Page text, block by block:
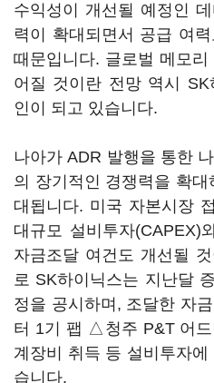
수익성이 개선될 예정인
력이 확대되면서 공급 여
때문입니다. 글로벌 메모리
어질 것이란 전망 역시
인이 되고 있습니다.
나아가 ADR 발행을 통한
의 장기적인 경쟁력을 확대
대됩니다. 미국 자본시장
대규모 설비투자(CAPEX)
자금조달 여건도 개선될
로 SK하이닉스는 지난달
정을 공시하며, 조달한 자
터 1기 팹 △청주 P&T 어
계장비 취득 등 설비투자
습니다.